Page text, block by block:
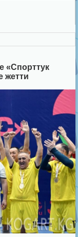
«Спорттук
жетти